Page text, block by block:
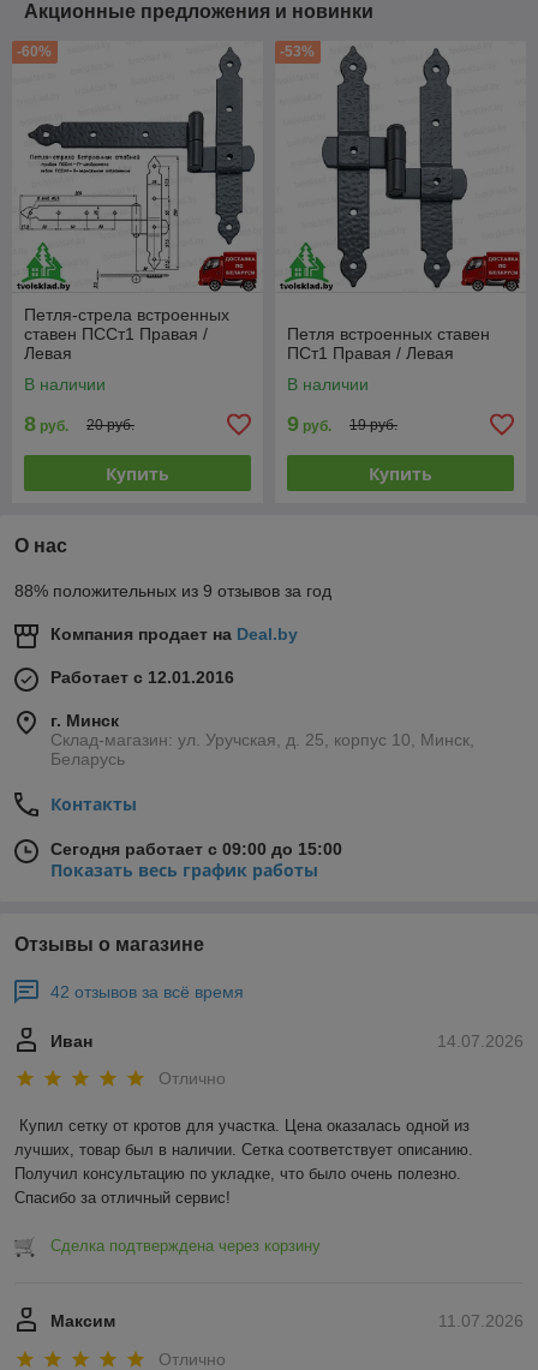
Акционные предложения и новинки
-60%
Петля-стрела встроенных
ставен ПССт1 Правая /
Левая
В наличии
8 руб. 20 руб.
Купить
-53%
Петля встроенных ставен
ПСт1 Правая / Левая
В наличии
9 руб. 19 руб.
Купить
О нас
88% положительных из 9 отзывов за год
Компания продает на Deal.by
Работает с 12.01.2016
г. Минск
Склад-магазин: ул. Уручская, д. 25, корпус 10, Минск,
Беларусь
Контакты
Сегодня работает с 09:00 до 15:00
Показать весь график работы
Отзывы о магазине
42 отзывов за всё время
14.07.2026
Иван
Отлично
Купил сетку от кротов для участка. Цена оказалась одной из
лучших, товар был в наличии. Сетка соответствует описанию.
Получил консультацию по укладке, что было очень полезно.
Спасибо за отличный сервис!
Сделка подтверждена через корзину
11.07.2026
Максим
Отлично